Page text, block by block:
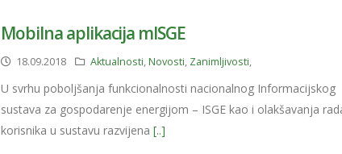
Mobilna aplikacija mISGE
18.09.2018 Aktualnosti,Novosti, Zanimljivosti,
U svrhu poboljšanja funkcionalnosti nacionalnog Informacijskog
sustava za gospodarenje energijom – ISGE kao i olakšavanja
korisnika u sustavu razvijena[..]